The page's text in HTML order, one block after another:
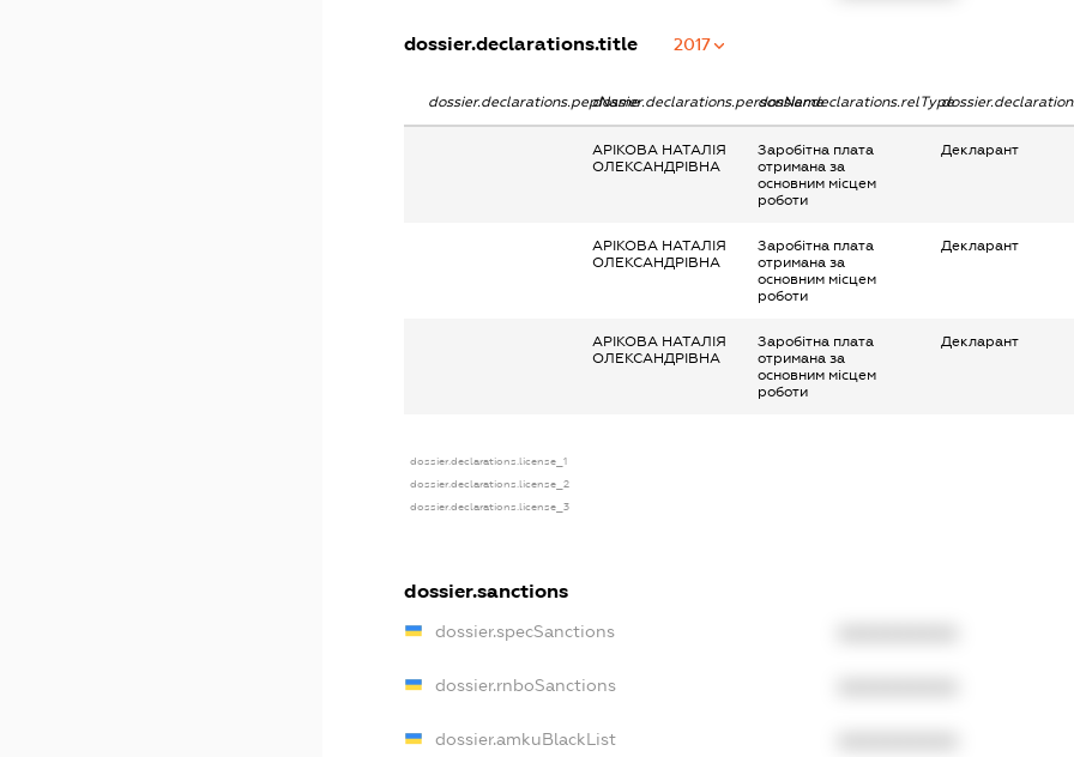
dossier.declarations.title 2017
dossier.declarations.pepNamedossier.declarations.personNamedossier.declarations.relType
АРІКОВА НАТАЛІЯ
ОЛЕКСАНДРІВНА
Заробітна плата
отримана за
основним місцем
роботи
Декларант
АРІКОВА НАТАЛІЯ
ОЛЕКСАНДРІВНА
Заробітна плата
отримана за
основним місцем
роботи
Декларант
АРІКОВА НАТАЛІЯ
ОЛЕКСАНДРІВНА
Заробітна плата
отримана за
основним місцем
роботи
Декларант
dossier.declarations.license_1
dossier.declarations.license_2
dossier.declarations.license_3
dossier.sanctions
dossier.specSanctions
dossier.rnboSanctions
dossier.amkuBlackList